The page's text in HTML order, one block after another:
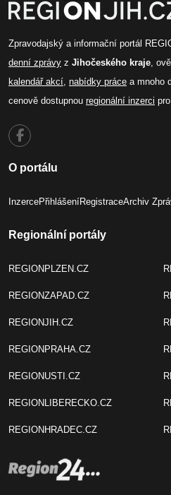
Zpravodajský a informační portál
denní zprávy z Jihočeského kraje,
kalendář akcí, nabídky práce a mnoho
cenově dostupnou regionální inzerci
O portálu
InzercePřihlášeníRegistraceArchiv
Regionální portály
REGIONPLZEN.CZ
REGIONZAPAD.CZ
REGIONJIH.CZ
REGIONPRAHA.CZ
REGIONUSTI.CZ
REGIONLIBERECKO.CZ
REGIONHRADEC.CZ